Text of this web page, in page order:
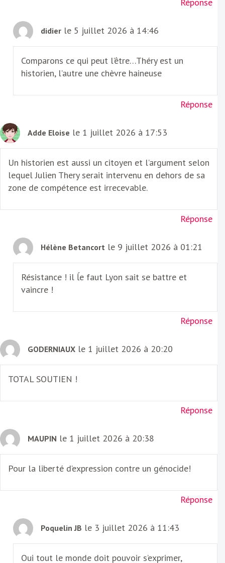
Réponse
didier le 5 juillet 2026 à 14:46
Comparons ce qui peut l’être…Théry est un
historien, l’autre une chèvre haineuse
Réponse
Adde Eloise le 1 juillet 2026 à 17:53
Un historien est aussi un citoyen et l’argument selon
lequel Julien Thery serait intervenu en dehors de sa
zone de compétence est irrecevable.
Réponse
Hélène Betancort le 9 juillet 2026 à 01:21
Résistance ! il ĺe faut Lyon sait se battre et
vaincre !
Réponse
GODERNIAUX le 1 juillet 2026 à 20:20
TOTAL SOUTIEN !
Réponse
MAUPIN le 1 juillet 2026 à 20:38
Pour la liberté d’expression contre un génocide!
Réponse
Poquelin JB le 3 juillet 2026 à 11:43
Oui tout le monde doit pouvoir s’exprimer,